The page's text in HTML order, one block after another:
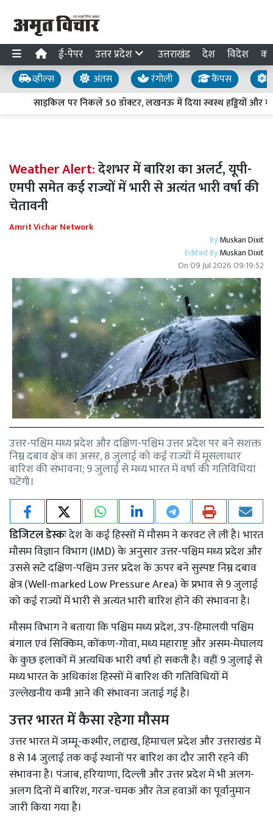
ई-पेपर उत्तर प्रदेश उत्तराखंड देश विदेश
व्हील्स अंतस रंगोली कैंपस
साइकिल पर निकले 50 डॉक्टर, लखनऊ में दिया स्वस्थ हड्डियों और
Weather Alert:देशभर में बारिश का अलर्ट, यूपी-
एमपी समेत कई राज्यों में भारी से अत्यंत भारी वर्षा की
चेतावनी
Amrit Vichar Network
ByMuskan Dixit
Edited ByMuskan Dixit
On09 Jul 2026 09:19:52
उत्तर-पश्चिम मध्य प्रदेश और दक्षिण-पश्चिम उत्तर प्रदेश पर बने सशक्त
निम्न दबाव क्षेत्र का असर, 8 जुलाई को कई राज्यों में मूसलाधार
बारिश की संभावना; 9 जुलाई से मध्य भारत में वर्षा की गतिविधियां
घटेंगी।
डिजिटल डेस्कःदेश के कई हिस्सों में मौसम ने करवट ले ली है। भारत
मौसम विज्ञान विभाग (IMD) के अनुसार उत्तर-पश्चिम मध्य प्रदेश और
उससे सटे दक्षिण-पश्चिम उत्तर प्रदेश के ऊपर बने सुस्पष्ट निम्न दबाव
क्षेत्र (Well-marked Low Pressure Area) के प्रभाव से 9 जुलाई
को कई राज्यों में भारी से अत्यंत भारी बारिश होने की संभावना है।
मौसम विभाग ने बताया कि पश्चिम मध्य प्रदेश, उप-हिमालयी पश्चिम
बंगाल एवं सिक्किम, कोंकण-गोवा, मध्य महाराष्ट्र और असम-मेघालय
के कुछ इलाकों में अत्यधिक भारी वर्षा हो सकती है। वहीं 9 जुलाई से
मध्य भारत के अधिकांश हिस्सों में बारिश की गतिविधियों में
उल्लेखनीय कमी आने की संभावना जताई गई है।
उत्तर भारत में कैसा रहेगा मौसम
उत्तर भारत में जम्मू-कश्मीर, लद्दाख, हिमाचल प्रदेश और उत्तराखंड में
8 से 14 जुलाई तक कई स्थानों पर बारिश का दौर जारी रहने की
संभावना है। पंजाब, हरियाणा, दिल्ली और उत्तर प्रदेश में भी अलग-
अलग दिनों में बारिश, गरज-चमक और तेज हवाओं का पूर्वानुमान
जारी किया गया है।